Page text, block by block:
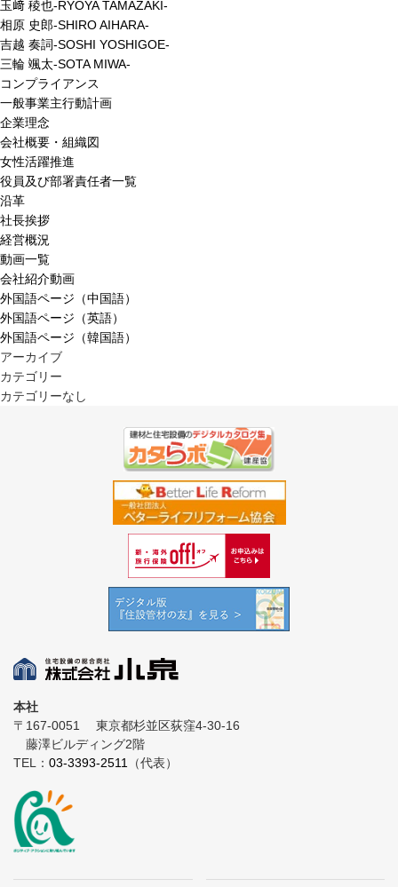
玉﨑 稜也-RYOYA TAMAZAKI-
相原 史郎-SHIRO AIHARA-
吉越 奏詞-SOSHI YOSHIGOE-
三輪 颯太-SOTA MIWA-
コンプライアンス
一般事業主行動計画
企業理念
会社概要・組織図
女性活躍推進
役員及び部署責任者一覧
沿革
社長挨拶
経営概況
動画一覧
会社紹介動画
外国語ページ（中国語）
外国語ページ（英語）
外国語ページ（韓国語）
アーカイブ
カテゴリー
カテゴリーなし
本社
〒167-0051
東京都杉並区荻窪4-30-16
藤澤ビルディング2階
TEL： 03-3393-2511 （代表）